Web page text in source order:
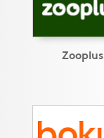
Zooplus